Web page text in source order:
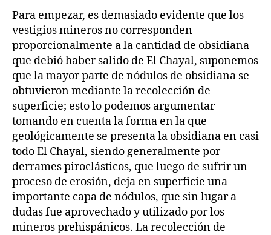
Para empezar, es demasiado evidente que los
vestigios mineros no corresponden
proporcionalmente a la cantidad de obsidiana
que debió haber salido de El Chayal, suponemos
que la mayor parte de nódulos de obsidiana se
obtuvieron mediante la recolección de
superficie; esto lo podemos argumentar
tomando en cuenta la forma en la que
geológicamente se presenta la obsidiana en casi
todo El Chayal, siendo generalmente por
derrames piroclásticos, que luego de sufrir un
proceso de erosión, deja en superficie una
importante capa de nódulos, que sin lugar a
dudas fue aprovechado y utilizado por los
mineros prehispánicos. La recolección de